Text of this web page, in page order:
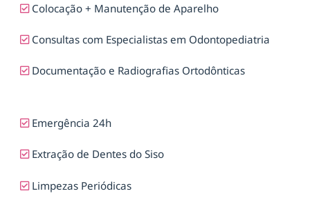
Colocação + Manutenção de Aparelho
Consultas com Especialistas em Odontopediatria
Documentação e Radiografias Ortodônticas
Emergência 24h
Extração de Dentes do Siso
Limpezas Periódicas